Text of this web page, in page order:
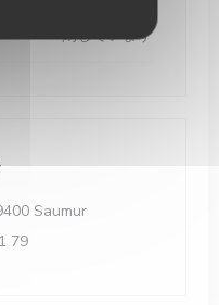
閉じています
Saumur((新しいウィンド
79